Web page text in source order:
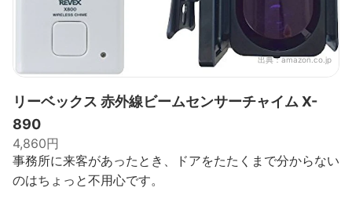
出典：amazon.co.jp
リーベックス 赤外線ビームセンサーチャイム X-
890
4,860円
事務所に来客があったとき、ドアをたたくまで分からない
のはちょっと不用心です。